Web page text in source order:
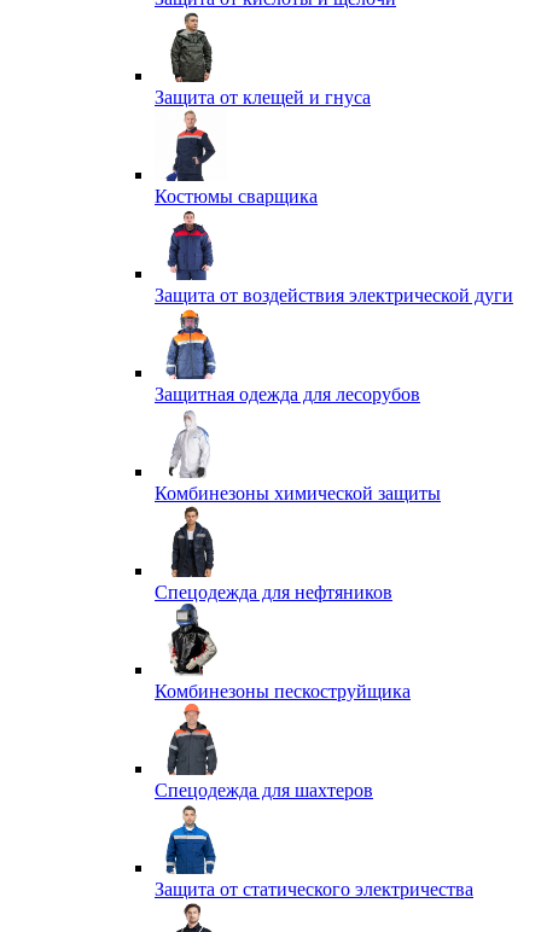
Защита от клещей и гнуса
Костюмы сварщика
Защита от воздействия электрической дуги
Защитная одежда для лесорубов
Комбинезоны химической защиты
Спецодежда для нефтяников
Комбинезоны пескоструйщика
Спецодежда для шахтеров
Защита от статического электричества